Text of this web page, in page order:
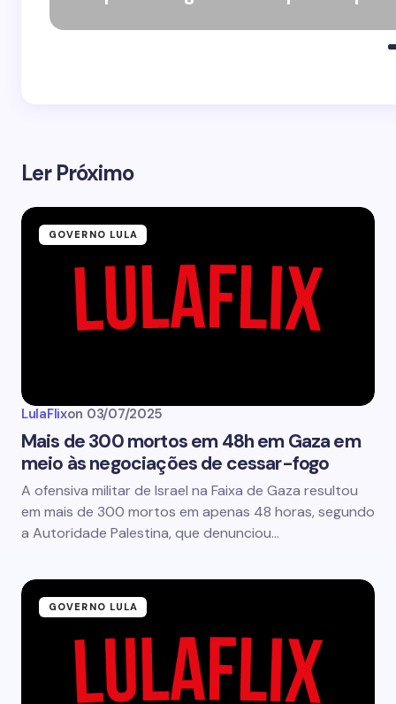
Ler Próximo
GOVERNO LULA
LulaFlixon 03/07/2025
Mais de 300 mortos em 48h em Gaza em
meio às negociações de cessar-fogo
A ofensiva militar de Israel na Faixa de Gaza resultou
em mais de 300 mortos em apenas 48 horas, segundo
a Autoridade Palestina, que denunciou…
GOVERNO LULA